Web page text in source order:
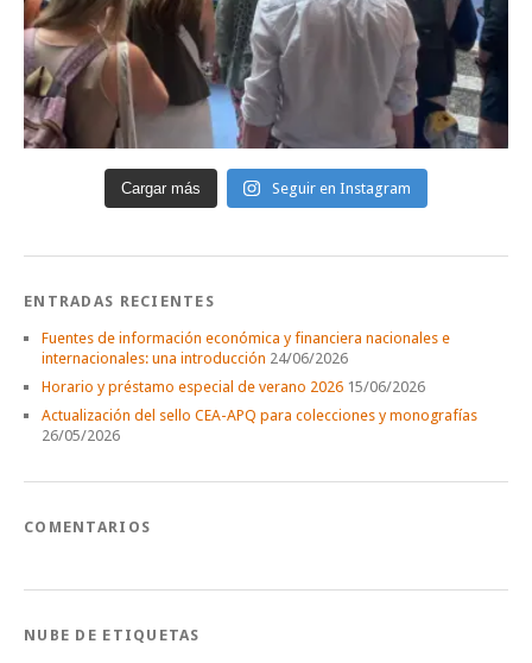
Cargar más Seguir en Instagram
ENTRADAS RECIENTES
Fuentes de información económica y financiera nacionales e
internacionales: una introducción 24/06/2026
Horario y préstamo especial de verano 2026 15/06/2026
Actualización del sello CEA-APQ para colecciones y monografías
26/05/2026
COMENTARIOS
NUBE DE ETIQUETAS